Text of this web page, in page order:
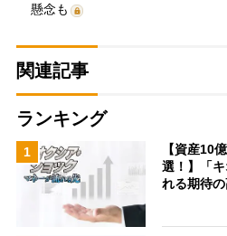
懸念も
関連記事
ランキング
1
【資産10
選！】「
れる期待